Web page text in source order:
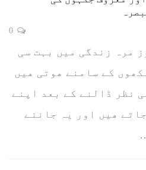
مرہ زندگی میں بہت سی
کے سامنے ھوتی ھیں
نظر ڈالنے کے بعد اپنے
ھیں اور یہ جاننے